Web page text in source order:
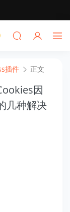
插件 正文
因
几种解决